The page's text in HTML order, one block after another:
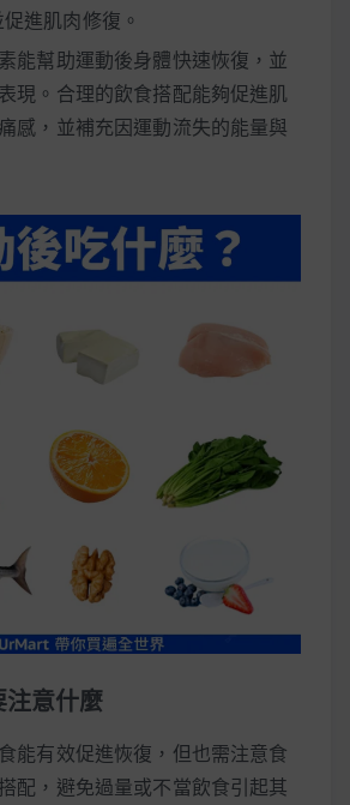
進肌肉修復。
能幫助運動後身體快速恢復，並
現。合理的飲食搭配能夠促進肌
感，並補充因運動流失的能量與
注意什麼
能有效促進恢復，但也需注意食
配，避免過量或不當飲食引起其